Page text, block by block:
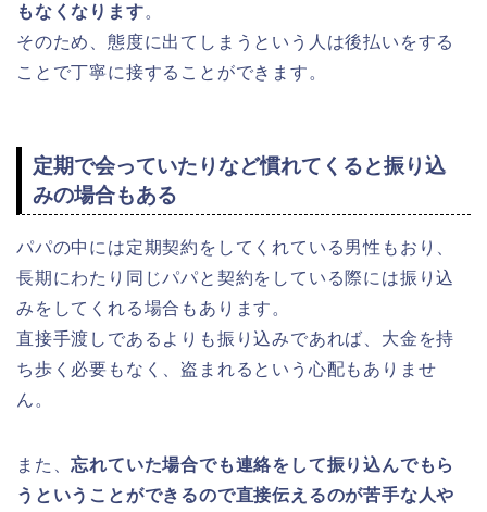
もなくなります。
そのため、態度に出てしまうという人は後払いをする
ことで丁寧に接することができます。
定期で会っていたりなど慣れてくると振り込
みの場合もある
パパの中には定期契約をしてくれている男性もおり、
長期にわたり同じパパと契約をしている際には振り込
みをしてくれる場合もあります。
直接手渡しであるよりも振り込みであれば、大金を持
ち歩く必要もなく、盗まれるという心配もありませ
ん。
また、忘れていた場合でも連絡をして振り込んでもら
うということができるので直接伝えるのが苦手な人や